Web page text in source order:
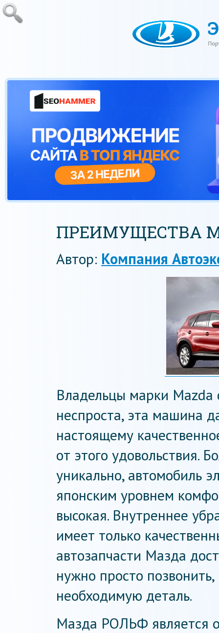
ПРЕИМУЩЕСТВА
Автор: Компания
Владельцы марки Mazda
неспроста, эта машина
настоящему
от этого удовольствия.
уникально, автомобиль
японским уровнем
высокая. Внутреннее
имеет только
автозапчасти Мазда
нужно просто
необходимую деталь.
Мазда РОЛЬФ является